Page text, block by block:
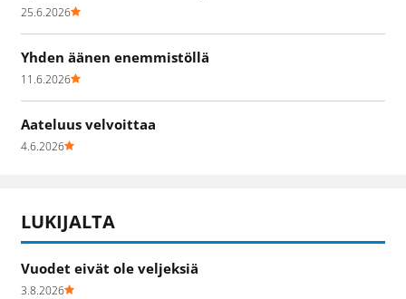
25.6.2026
Yhden äänen enemmistöllä
11.6.2026
Aateluus velvoittaa
4.6.2026
LUKIJALTA
Vuodet eivät ole veljeksiä
3.8.2026